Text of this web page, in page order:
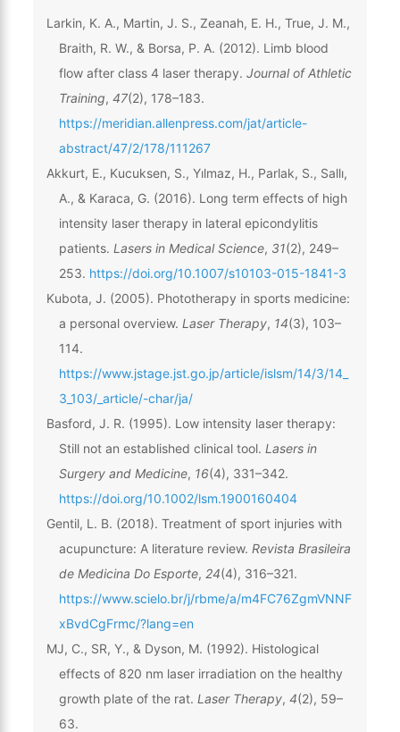
Larkin, K. A., Martin, J. S., Zeanah, E. H., True, J. M.,
Braith, R. W., & Borsa, P. A. (2012). Limb blood
flow after class 4 laser therapy. Journal of Athletic
Training, 47(2), 178–183.
https://meridian.allenpress.com/jat/article-
abstract/47/2/178/111267
Akkurt, E., Kucuksen, S., Yılmaz, H., Parlak, S., Sallı,
A., & Karaca, G. (2016). Long term effects of high
intensity laser therapy in lateral epicondylitis
patients. Lasers in Medical Science, 31(2), 249–
253. https://doi.org/10.1007/s10103-015-1841-3
Kubota, J. (2005). Phototherapy in sports medicine:
a personal overview. Laser Therapy, 14(3), 103–
114.
https://www.jstage.jst.go.jp/article/islsm/14/3/14_
3_103/_article/-char/ja/
Basford, J. R. (1995). Low intensity laser therapy:
Still not an established clinical tool. Lasers in
Surgery and Medicine, 16(4), 331–342.
https://doi.org/10.1002/lsm.1900160404
Gentil, L. B. (2018). Treatment of sport injuries with
acupuncture: A literature review. Revista Brasileira
de Medicina Do Esporte, 24(4), 316–321.
https://www.scielo.br/j/rbme/a/m4FC76ZgmVNNF
xBvdCgFrmc/?lang=en
MJ, C., SR, Y., & Dyson, M. (1992). Histological
effects of 820 nm laser irradiation on the healthy
growth plate of the rat. Laser Therapy, 4(2), 59–
63.